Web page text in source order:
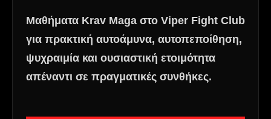
Μαθήματα Krav Maga στο Viper Fight Club
για πρακτική αυτοάμυνα, αυτοπεποίθηση,
ψυχραιμία και ουσιαστική ετοιμότητα
απέναντι σε πραγματικές συνθήκες.